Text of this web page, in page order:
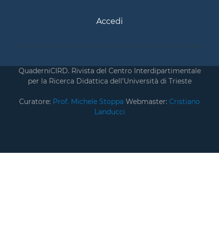
Accedi
QuaderniCIRD. Rivista del Centro Interdipartimentale
per la Ricerca Didattica dell’Università di Trieste
Curatore: Prof. Michele Stoppa Webmaster: Cristiano
Landucci